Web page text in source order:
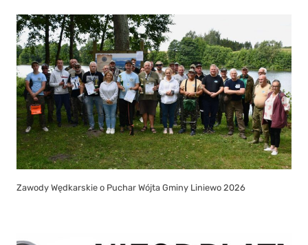
Zawody Wędkarskie o Puchar Wójta Gminy Liniewo 2026